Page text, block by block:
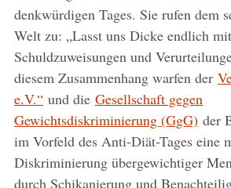
denkwürdigen Tages. Sie rufen dem
Welt zu: „Lasst uns Dicke endlich
Schuldzuweisungen und
diesem Zusammenhang warfen der
e.V.“und die Gesellschaft gegen
Gewichtsdiskriminierung (GgG)der
im Vorfeld des Anti-Diät-Tages eine
Diskriminierung übergewichtiger
durch Schikanierung und